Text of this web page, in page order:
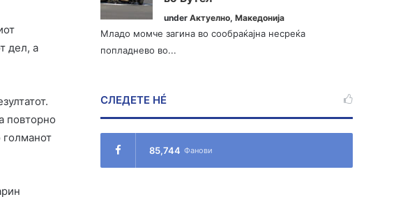
дел, а
повторно
голманот
underАктуелно,Македонија
Младо момче загина во сообраќајна несреќа
попладнево во...
СЛЕДЕТЕ НÉ
85,744 Фанови